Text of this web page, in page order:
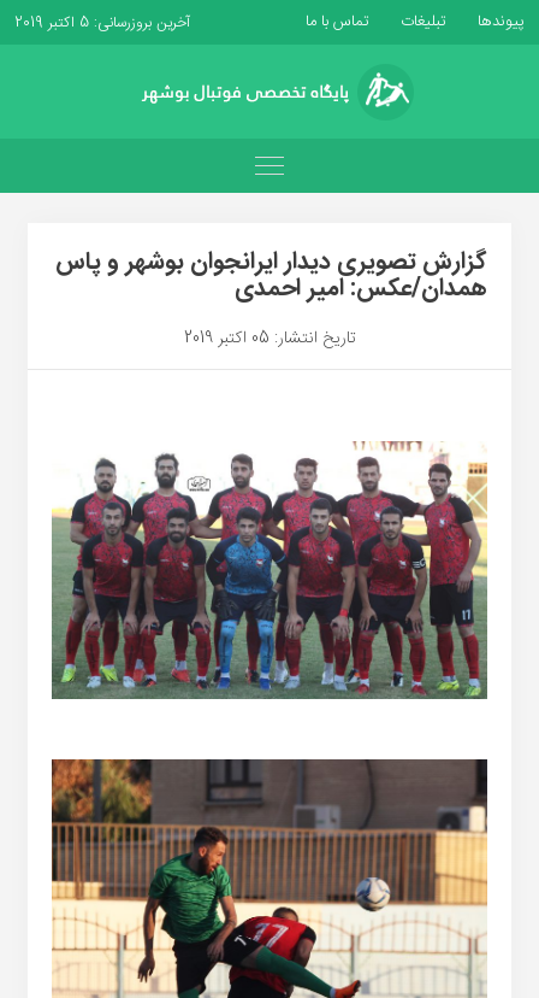
پیوندها تبلیغات تماس با ما آخرین بروزرسانی: 5 اکتبر 2019
گزارش تصویری دیدار ایرانجوان بوشهر و پاس
همدان/عکس: امیر احمدی
تاریخ انتشار: 05 اکتبر 2019